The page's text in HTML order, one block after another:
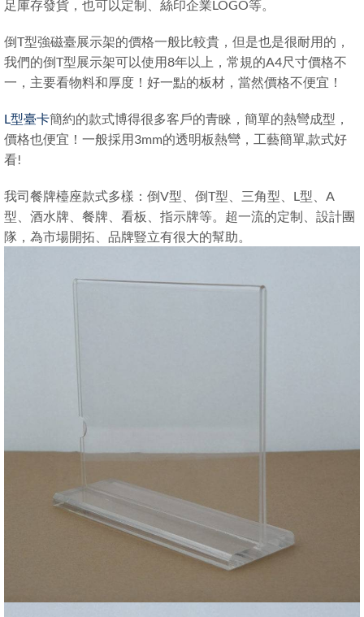
足庫存發貨，也可以定制、絲印企業LOGO等。
倒T型強磁臺展示架的價格一般比較貴，但是也是很耐用的，
我們的倒T型展示架可以使用8年以上，常規的A4尺寸價格不
一，主要看物料和厚度！好一點的板材，當然價格不便宜！
L型臺卡簡約的款式博得很多客戶的青睞，簡單的熱彎成型，
價格也便宜！一般採用3mm的透明板熱彎，工藝簡單,款式好
看!
我司餐牌檯座款式多樣：倒V型、倒T型、三角型、L型、A
型、酒水牌、餐牌、看板、指示牌等。超一流的定制、設計團
隊，為市場開拓、品牌豎立有很大的幫助。